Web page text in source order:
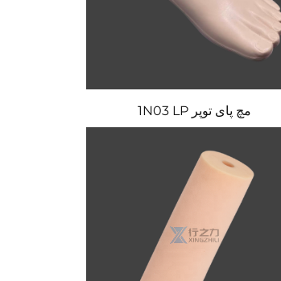
مچ پای توپر 1N03 LP